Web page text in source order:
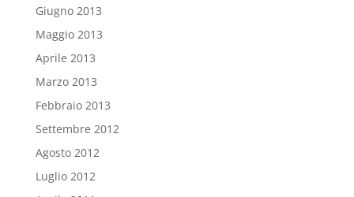
Giugno 2013
Maggio 2013
Aprile 2013
Marzo 2013
Febbraio 2013
Settembre 2012
Agosto 2012
Luglio 2012